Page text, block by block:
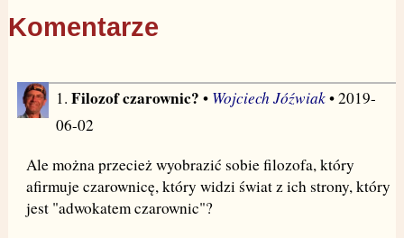
Komentarze
1. Filozof czarownic? • Wojciech Jóźwiak• 2019-
06-02
Ale można przecież wyobrazić sobie filozofa, który
afirmuje czarownicę, który widzi świat z ich strony, który
jest "adwokatem czarownic"?